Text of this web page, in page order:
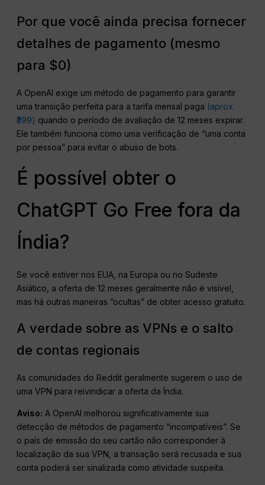
Por que você ainda precisa fornecer
detalhes de pagamento (mesmo
para $0)
A OpenAI exige um método de pagamento para garantir
uma transição perfeita para a tarifa mensal paga (aprox.
₹399) quando o período de avaliação de 12 meses expirar.
Ele também funciona como uma verificação de “uma conta
por pessoa” para evitar o abuso de bots.
É possível obter o
ChatGPT Go Free fora da
Índia?
Se você estiver nos EUA, na Europa ou no Sudeste
Asiático, a oferta de 12 meses geralmente não é visível,
mas há outras maneiras “ocultas” de obter acesso gratuito.
A verdade sobre as VPNs e o salto
de contas regionais
As comunidades do Reddit geralmente sugerem o uso de
uma VPN para reivindicar a oferta da Índia.
Aviso: A OpenAI melhorou significativamente sua
detecção de métodos de pagamento “incompatíveis”. Se
o país de emissão do seu cartão não corresponder à
localização da sua VPN, a transação será recusada e sua
conta poderá ser sinalizada como atividade suspeita.